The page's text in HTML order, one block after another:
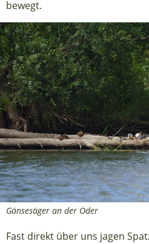
bewegt.
Gänsesäger an der Oder
Fast direkt über uns jagen